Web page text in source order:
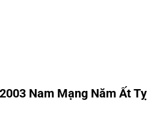
Nam Mạng Năm Ất Tỵ